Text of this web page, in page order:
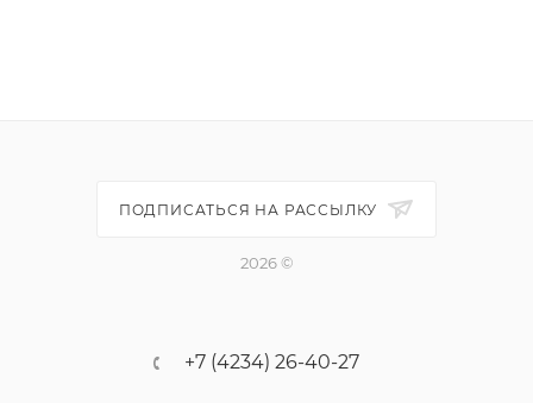
ПОДПИСАТЬСЯ НА РАССЫЛКУ
2026 ©
+7 (4234) 26-40-27